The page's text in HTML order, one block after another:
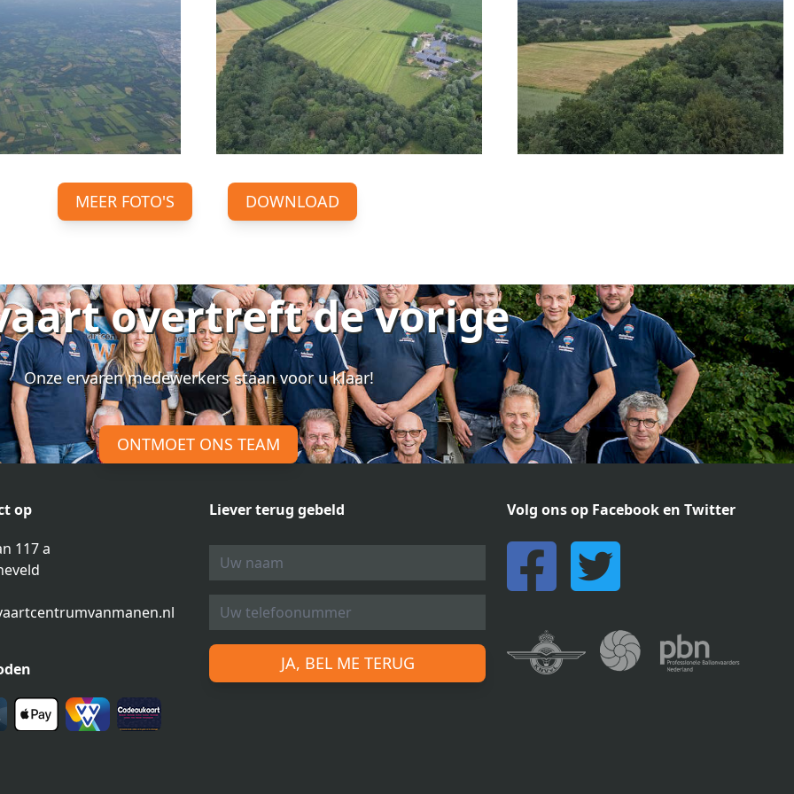
MEER FOTO'S DOWNLOAD
overtreft de vorige
Onze ervaren medewerkers staan voor u klaar!
ONTMOET ONS TEAM
op
117 a
Liever terug gebeld
JA, BEL ME TERUG
Volg ons op Facebook en Twitter